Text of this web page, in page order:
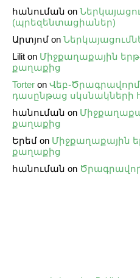
հանուման on
(պրեզենտացիաներ)
Արտյոմ on
Lilit on Միջքաղաքային
քաղաքից
Torter on
դասընթաց սկսնակների
հանուման on
քաղաքից
Երեմ on Միջքաղաքային
քաղաքից
հանուման on